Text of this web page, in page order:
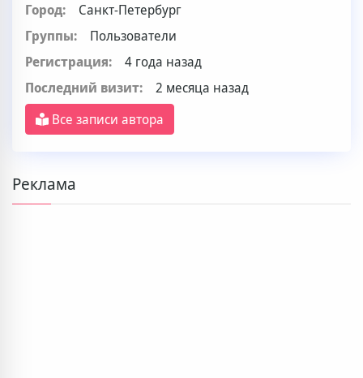
Город:
Санкт-Петербург
Группы:
Пользователи
Регистрация:
4 года назад
Последний визит:
2 месяца назад
Все записи автора
Реклама